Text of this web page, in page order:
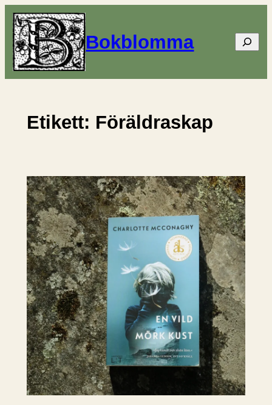
Hoppa
till
innehåll
Bokblomma Sök
Etikett: Föräldraskap